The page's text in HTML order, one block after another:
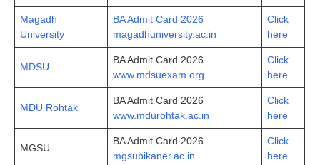
Magadh
University
BA Admit Card 2026
magadhuniversity.ac.in
Click
here
MDSU
BA Admit Card 2026
www.mdsuexam.org
Click
here
MDU Rohtak
BA Admit Card 2026
www.mdurohtak.ac.in
Click
here
MGSU
BA Admit Card 2026
mgsubikaner.ac.in
Click
here